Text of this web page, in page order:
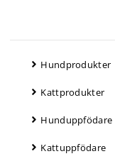
Hundprodukter
Kattprodukter
Hunduppfödare
Kattuppfödare